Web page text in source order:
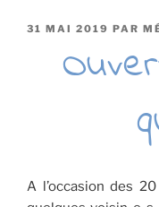
PUBLIÉ
31 MAI 2019 PAR
A l’occasion des